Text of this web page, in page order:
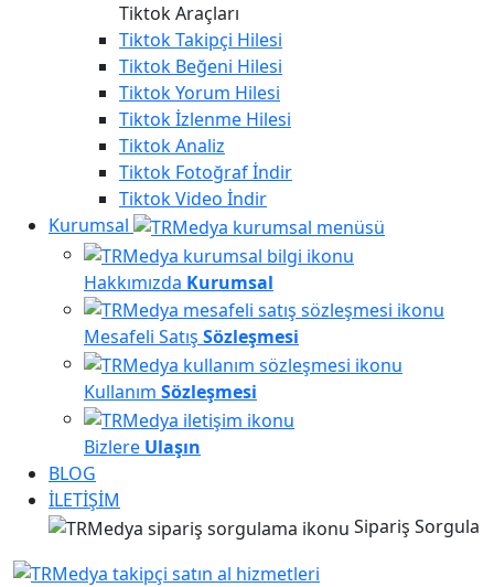
Tiktok Araçları
TiktokTakipçi Hilesi
Tiktok Beğeni Hilesi
TiktokYorum Hilesi
Tiktokİzlenme Hilesi
TiktokAnaliz
Tiktok Fotoğraf İndir
TiktokVideo İndir
Kurumsal
Hakkımızda Kurumsal
Mesafeli Satış Sözleşmesi
Kullanım Sözleşmesi
Bizlere Ulaşın
BLOG
İLETİŞİM
Sipariş Sorgula